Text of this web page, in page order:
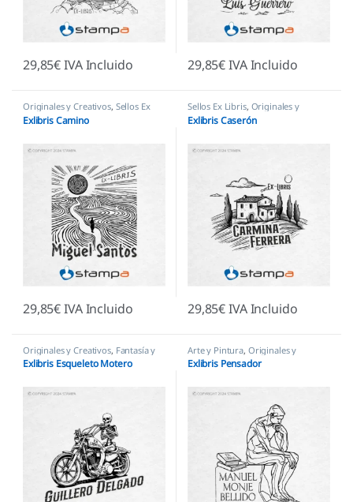
29,85€IVA Incluido 29,85€IVA Incluido
Originales y Creativos, Sellos Ex
Libris
Exlibris Camino
29,85€IVA Incluido
Sellos Ex Libris, Originales y
Creativos
Exlibris Caserón
29,85€IVA Incluido
Originales y Creativos, Fantasía y
Mitología, Sellos Ex Libris
Exlibris Esqueleto Motero
Arte y Pintura, Originales y
Creativos, Sellos Ex Libris
Exlibris Pensador